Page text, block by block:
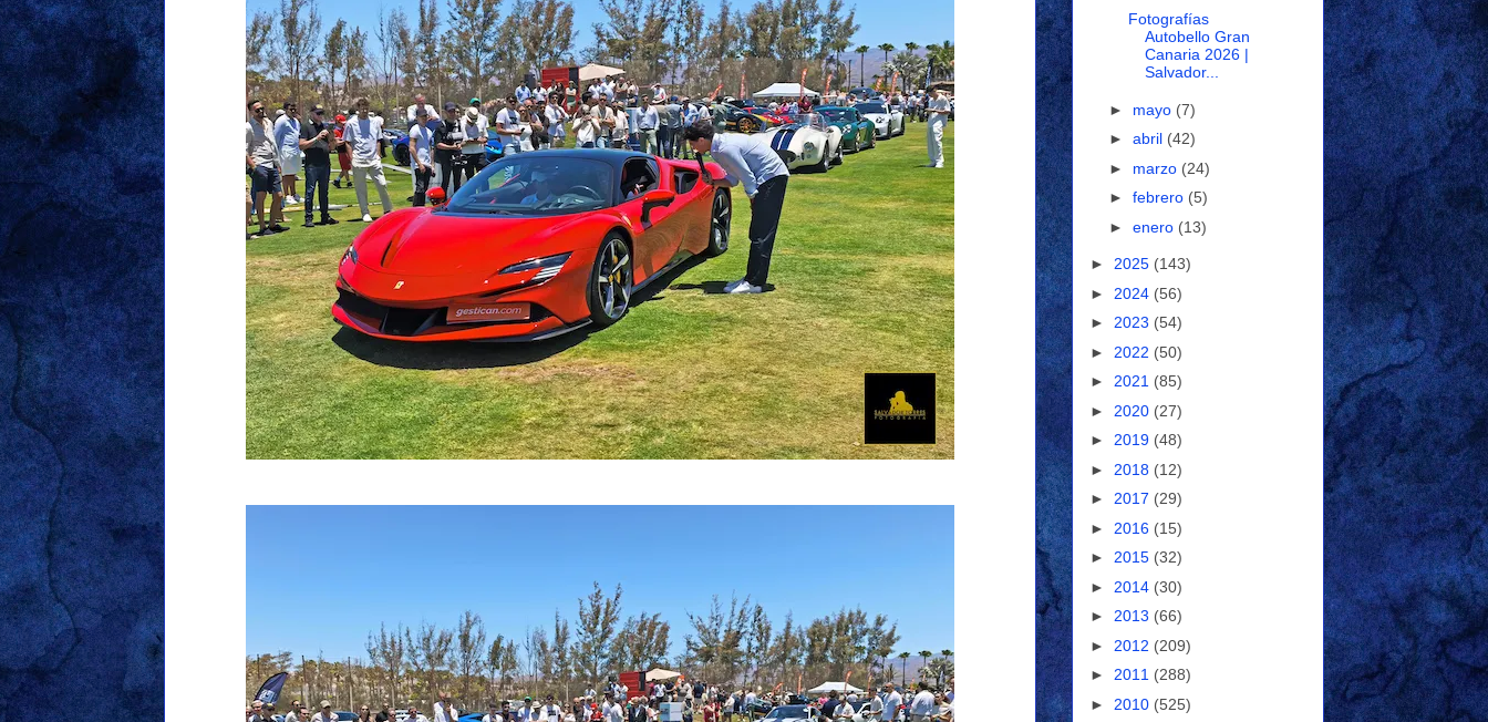
Fotografías
Autobello Gran
Canaria 2026 |
Salvador...
► mayo (7)
► abril (42)
► marzo (24)
► febrero (5)
► enero (13)
► 2025 (143)
► 2024 (56)
► 2023 (54)
► 2022 (50)
► 2021 (85)
► 2020 (27)
► 2019 (48)
► 2018 (12)
► 2017 (29)
► 2016 (15)
► 2015 (32)
► 2014 (30)
► 2013 (66)
► 2012 (209)
► 2011 (288)
► 2010 (525)